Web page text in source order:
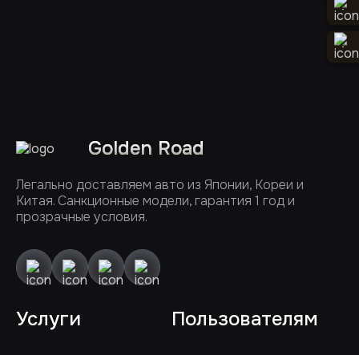
Golden Road
Легально доставляем авто из Японии, Кореи и
Китая. Санкционные модели, гарантия 1 год и
прозрачные условия.
Услуги Пользователям